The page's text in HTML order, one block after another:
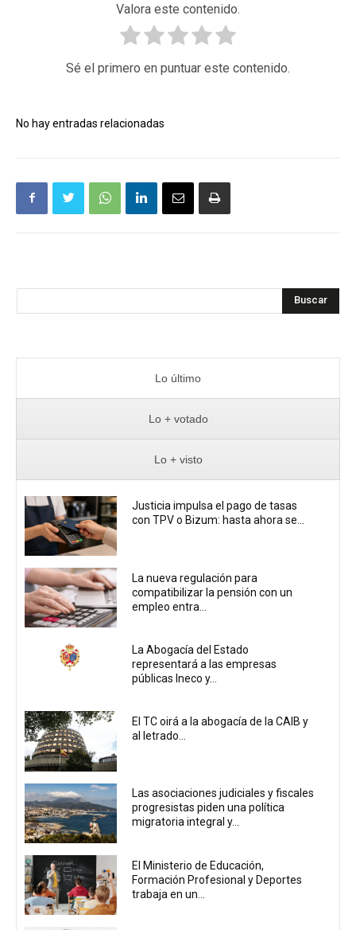
Valora este contenido.
Sé el primero en puntuar este contenido.
No hay entradas relacionadas
Buscar
Lo último
Lo + votado
Lo + visto
Justicia impulsa el pago de tasas
con TPV o Bizum: hasta ahora se...
La nueva regulación para
compatibilizar la pensión con un
empleo entra...
La Abogacía del Estado
representará a las empresas
públicas Ineco y...
El TC oirá a la abogacía de la CAIB y
al letrado...
Las asociaciones judiciales y fiscales
progresistas piden una política
migratoria integral y...
El Ministerio de Educación,
Formación Profesional y Deportes
trabaja en un...